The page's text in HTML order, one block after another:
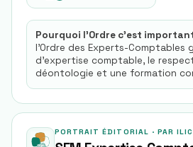
Pourquoi l'Ordre c'est
l'Ordre des Experts-Comptables
d'expertise comptable, le
déontologie et une formation
PORTRAIT ÉDITORIAL · PAR